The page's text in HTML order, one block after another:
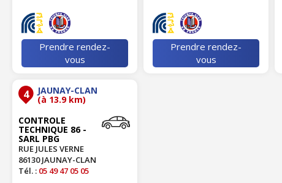
Prendre rendez-
vous
Prendre rendez-
vous
4 JAUNAY-CLAN
(à 13.9 km)
CONTROLE
TECHNIQUE 86 -
SARL PBG
RUE JULES VERNE
86130 JAUNAY-CLAN
Tél. : 05 49 47 05 05